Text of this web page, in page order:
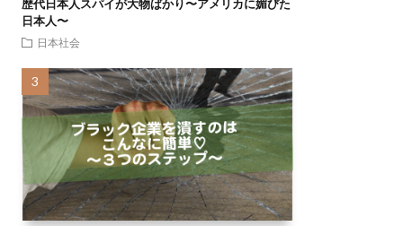
歴代日本人スパイが大物ばかり〜アメリカに媚びた
日本人〜
日本社会